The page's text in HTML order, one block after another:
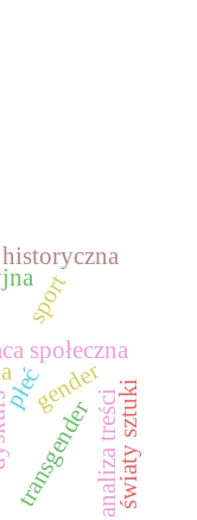
społeczna
płećgender
transgender
sport
analiza treściświaty sztuki